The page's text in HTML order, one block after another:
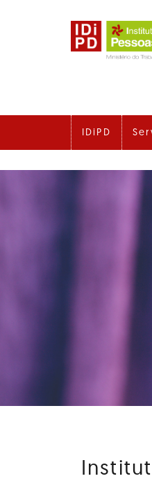
IDiPD